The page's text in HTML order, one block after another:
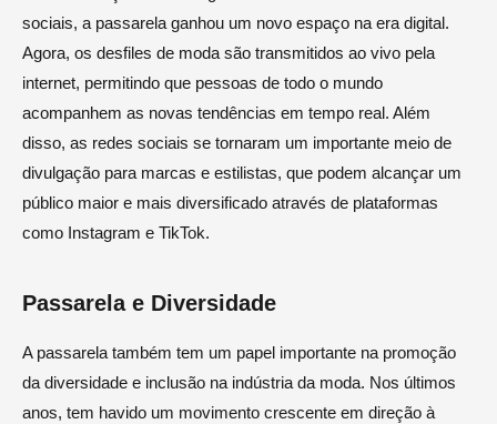
sociais, a passarela ganhou um novo espaço na era digital.
Agora, os desfiles de moda são transmitidos ao vivo pela
internet, permitindo que pessoas de todo o mundo
acompanhem as novas tendências em tempo real. Além
disso, as redes sociais se tornaram um importante meio de
divulgação para marcas e estilistas, que podem alcançar um
público maior e mais diversificado através de plataformas
como Instagram e TikTok.
Passarela e Diversidade
A passarela também tem um papel importante na promoção
da diversidade e inclusão na indústria da moda. Nos últimos
anos, tem havido um movimento crescente em direção à